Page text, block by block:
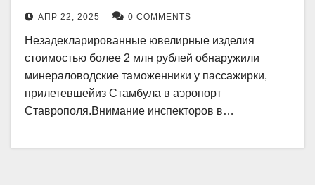
изделий на 2 млн рублей
АПР 22, 2025 0 COMMENTS
Незадекларированные ювелирные изделия
стоимостью более 2 млн рублей обнаружили
минераловодские таможенники у пассажирки,
прилетевшейиз Стамбула в аэропорт
Ставрополя.Внимание инспекторов в…